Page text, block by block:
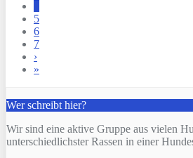
5
6
7
›
»
Wer schreibt hier?
Wir sind eine aktive Gruppe aus vielen
unterschiedlichster Rassen in einer